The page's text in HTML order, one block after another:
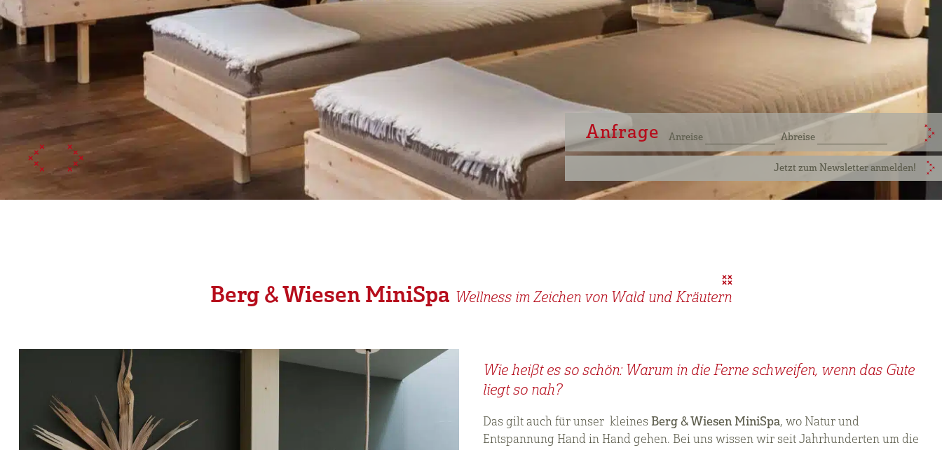
Anfrage Anreise Abreise
Jetzt zum Newsletter anmelden!
Berg & Wiesen MiniSpa Wellness im Zeichen von Wald und Kräutern
Wie heißt es so schön: Warum in die Ferne schweifen, wenn das Gute
liegt so nah?
Das gilt auch für unser kleinesBerg & Wiesen MiniSpa, wo Natur und
Entspannung Hand in Hand gehen. Bei uns wissen wir seit Jahrhunderten um die